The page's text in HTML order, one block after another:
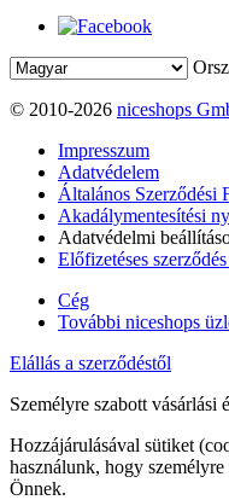
© 2010-2026 niceshops
Impresszum
Adatvédelem
Általános Szerződési
Akadálymentesítési
Adatvédelmi
Előfizetéses
Cég
További niceshops
Elállás a szerződéstől
Személyre szabott vásárlási
Hozzájárulásával sütiket
használunk, hogy
Önnek.